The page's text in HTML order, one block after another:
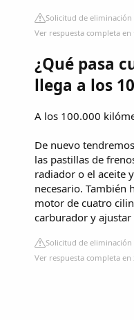
Solicitud de eliminación
Ver respuesta completa
¿Qué pasa
llega a los
A los 100.000
De nuevo
las pastillas de
radiador o el aceite
necesario. También
motor de cuatro
carburador y
Solicitud de eliminación
Ver respuesta completa en